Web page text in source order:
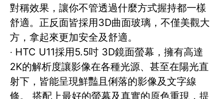
對稱效果，讓你不管透過什麼方式握持都一樣
舒適。正反面皆採用3D曲面玻璃，不僅美觀大
方，拿起來更加安全及舒適。
‧ HTC U11採用5.5吋 3D鏡面螢幕，擁有高達
2K的解析度讓影像在各種光源、甚至在陽光直
射下，皆能呈現鮮豔且俐落的影像及文字線
條。 搭配上最好的螢幕及真實的原色重現，提